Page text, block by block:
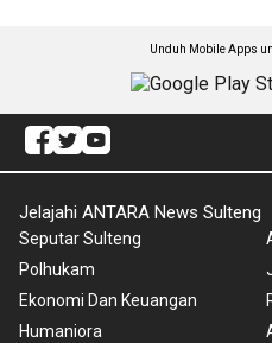
Unduh Mobile Apps
Jelajahi ANTARA News Sulteng
Seputar Sulteng
Polhukam
Ekonomi Dan Keuangan
Humaniora